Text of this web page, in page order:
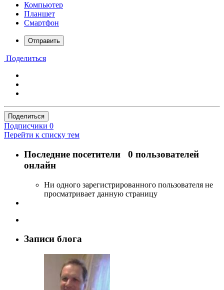
Компьютер
Планшет
Смартфон
Отправить
Поделиться
Поделиться
Подписчики 0
Перейти к списку тем
Последние посетители 0 пользователей
онлайн
Ни одного зарегистрированного пользователя не
просматривает данную страницу
Записи блога